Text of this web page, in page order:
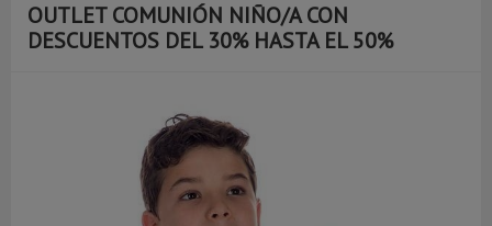
OUTLET COMUNIÓN NIÑO/A CON
DESCUENTOS DEL 30% HASTA EL 50%